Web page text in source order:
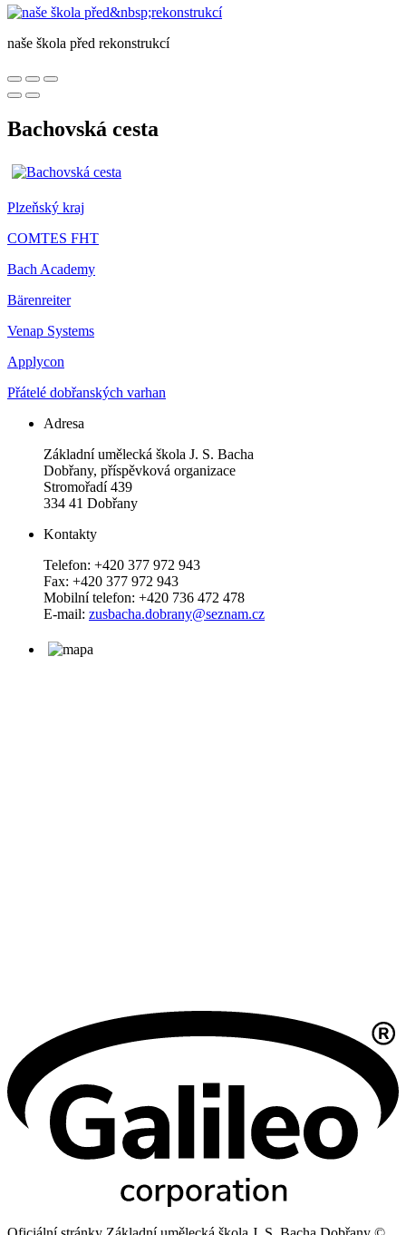
naše škola před rekonstrukcí
Bachovská cesta
Plzeňský kraj
COMTES FHT
Bach Academy
Bärenreiter
Venap Systems
Applycon
Přátelé dobřanských varhan
Adresa
Základní umělecká škola J. S. Bacha
Dobřany, příspěvková organizace
Stromořadí 439
334 41 Dobřany
Kontakty
Telefon: +420 377 972 943
Fax: +420 377 972 943
Mobilní telefon: +420 736 472 478
E-mail: zusbacha.dobrany@seznam.cz